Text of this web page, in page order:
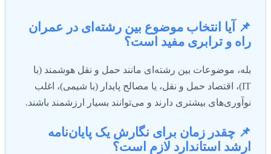
📌 آیا انتخاب موضوع بین رشته‌ای در عمران
راه و ترابری مفید است؟
بله، موضوعات بین رشته‌ای مانند حمل و نقل هوشمند (با
IT)، اقتصاد حمل و نقل، یا مصالح پایدار (با شیمی)، اغلب
نوآوری‌های بیشتری دارند و می‌توانند بسیار ارزشمند باشند.
📌 چقدر زمان برای نگارش یک پایان‌نامه
ارشد استاندارد لازم است؟